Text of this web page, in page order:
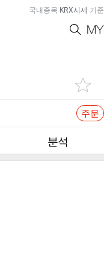
국내종목 KRX시세 기준
주문
분석